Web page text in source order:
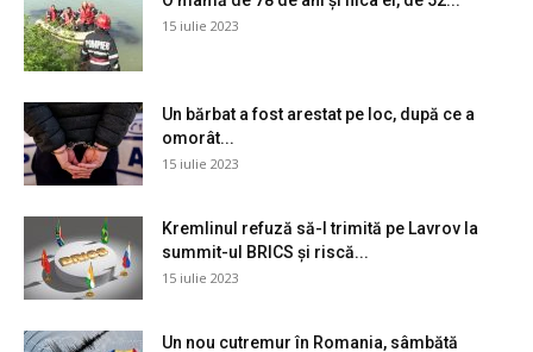
15 iulie 2023
Un bărbat a fost arestat pe loc, după ce a
omorât...
15 iulie 2023
Kremlinul refuză să-l trimită pe Lavrov la
summit-ul BRICS și riscă...
15 iulie 2023
Un nou cutremur în Romania, sâmbătă